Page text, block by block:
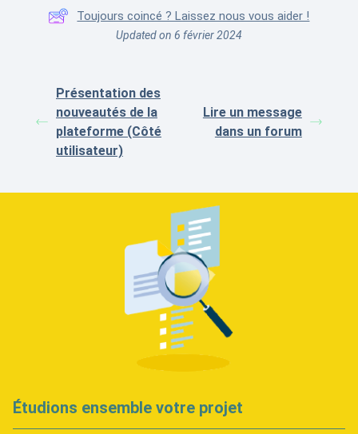
Toujours coincé ? Laissez nous vous aider !
Updated on 6 février 2024
Présentation des
nouveautés de la
plateforme (Côté
utilisateur)
Lire un message
dans un forum
Étudions ensemble votre projet